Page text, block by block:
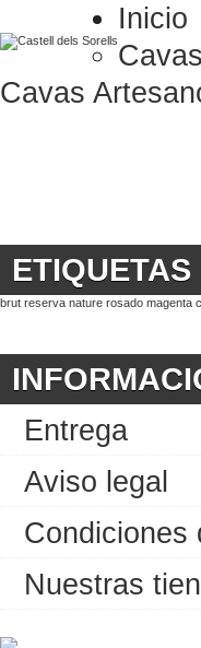
Inicio
Cavas
ETIQUETAS
brut reserva nature rosado magenta
Entrega
Aviso legal
Condiciones
Nuestras